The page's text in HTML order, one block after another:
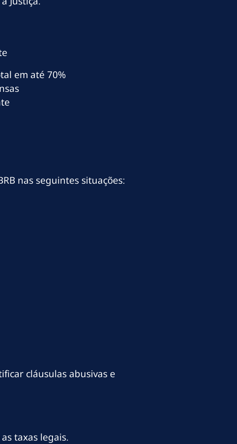
em até 70%
nas seguintes situações:
cláusulas abusivas e
taxas legais.